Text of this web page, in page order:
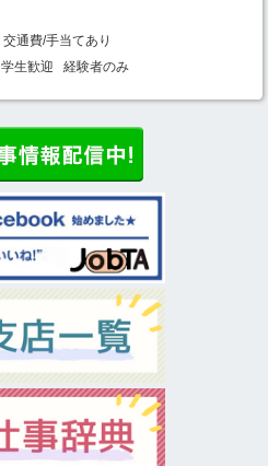
交通費/手当てあり
学生歓迎 経験者のみ